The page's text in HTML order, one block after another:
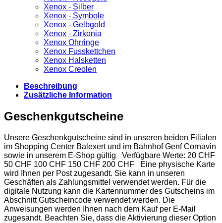
Xenox - Silber
Xenox - Symbole
Xenox - Gelbgold
Xenox - Zirkonia
Xenox Ohrringe
Xenox Fusskettchen
Xenox Halsketten
Xenox Creolen
Beschreibung
Zusätzliche Information
Geschenkgutscheine
Unsere Geschenkgutscheine sind in unseren beiden Filialen
im Shopping Center Balexert und im Bahnhof Genf Cornavin
sowie in unserem E-Shop gültig Verfügbare Werte: 20 CHF
50 CHF 100 CHF 150 CHF 200 CHF Eine physische Karte
wird Ihnen per Post zugesandt. Sie kann in unseren
Geschäften als Zahlungsmittel verwendet werden. Für die
digitale Nutzung kann die Kartennummer des Gutscheins im
Abschnitt Gutscheincode verwendet werden. Die
Anweisungen werden Ihnen nach dem Kauf per E-Mail
zugesandt. Beachten Sie, dass die Aktivierung dieser Option